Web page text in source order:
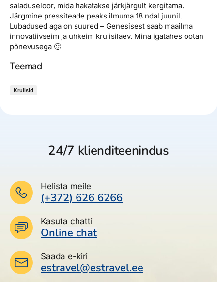
saladuseloor, mida hakatakse järkjärgult kergitama.
Järgmine pressiteade peaks ilmuma 18.ndal juunil.
Lubadused aga on suured – Genesisest saab maailma
innovatiivseim ja uhkeim kruiisilaev. Mina igatahes ootan
põnevusega 🙂
Teemad
Kruiisid
24/7 klienditeenindus
Helista meile
(+372) 626 6266
Kasuta chatti
Online chat
Saada e-kiri
estravel@estravel.ee